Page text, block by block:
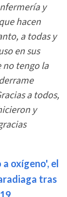
y
hacen
a todas y
en sus
no tengo la
a todos,
y
oxígeno', el
tras